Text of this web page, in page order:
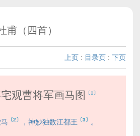
甫（四首）
上页 : 目录页 : 下页
观曹将军画马图 〔1〕
〔2〕 ，神妙独数江都王 〔3〕 。